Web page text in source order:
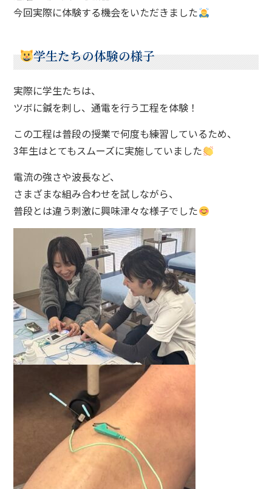
今回実際に体験する機会をいただきました
学生たちの体験の様子
実際に学生たちは、
ツボに鍼を刺し、通電を行う工程を体験！
この工程は普段の授業で何度も練習しているため、
3年生はとてもスムーズに実施していました
電流の強さや波長など、
さまざまな組み合わせを試しながら、
普段とは違う刺激に興味津々な様子でした